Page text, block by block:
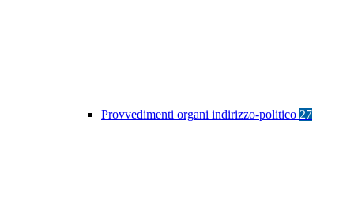
Provvedimenti organi indirizzo-politico 27